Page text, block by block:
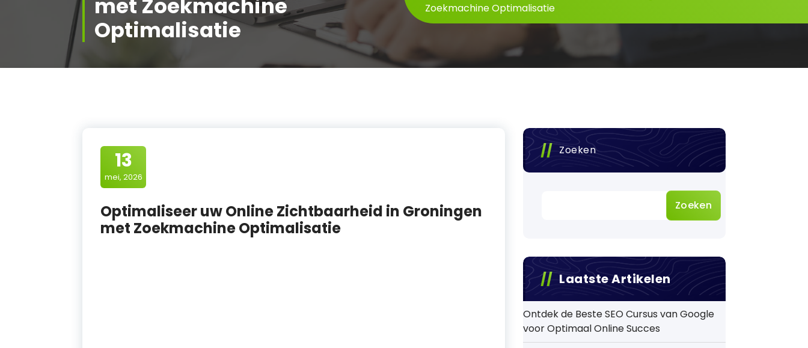
met Zoekmachine
Optimalisatie
Zoekmachine Optimalisatie
13
mei, 2026
Optimaliseer uw Online Zichtbaarheid in Groningen
met Zoekmachine Optimalisatie
Zoeken
Zoeken
Laatste Artikelen
Ontdek de Beste SEO Cursus van Google
voor Optimaal Online Succes